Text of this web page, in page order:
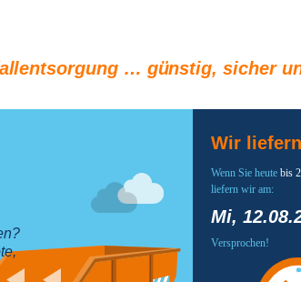
… günstig, sicher
Wir
Wenn Sie heute bis
liefern wir am:
Mi,
Versprochen!